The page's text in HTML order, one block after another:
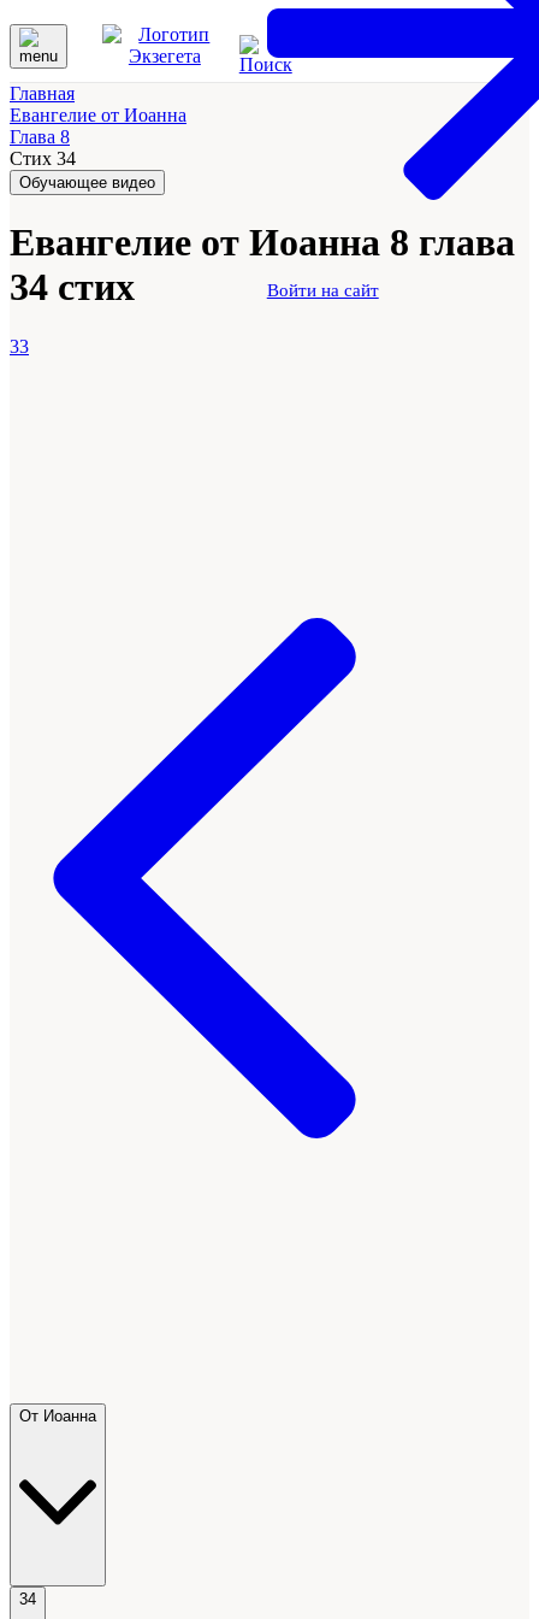
Войти на сайт
Главная
Евангелие от Иоанна
Глава 8
Стих 34
Обучающее видео
Евангелие от Иоанна 8 глава
34 стих
33
От Иоанна
34